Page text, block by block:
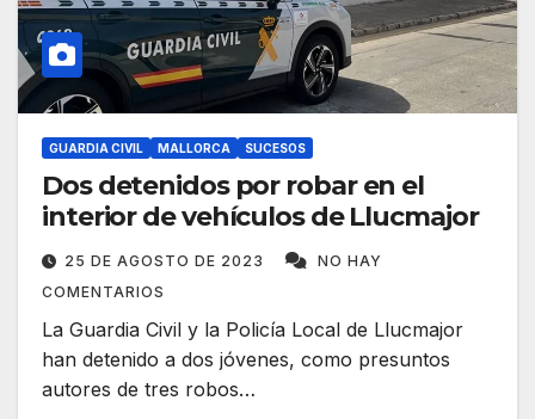
GUARDIA CIVIL MALLORCA SUCESOS
Dos detenidos por robar en el
interior de vehículos de Llucmajor
25 DE AGOSTO DE 2023
NO HAY
COMENTARIOS
La Guardia Civil y la Policía Local de Llucmajor
han detenido a dos jóvenes, como presuntos
autores de tres robos…